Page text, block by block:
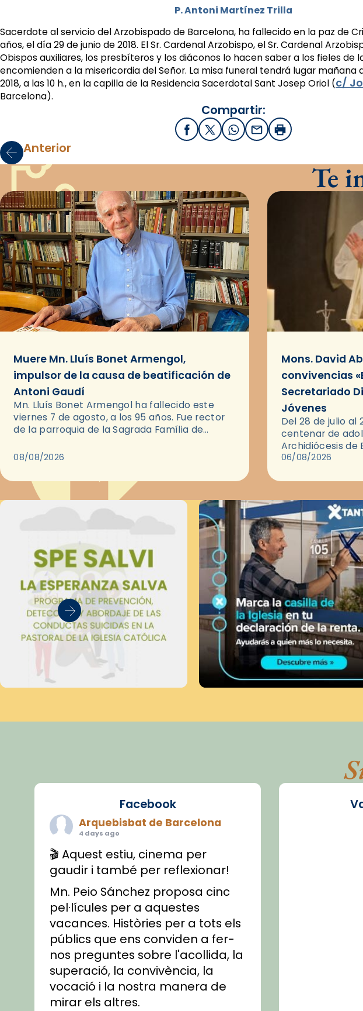
P. Antoni Martínez Trilla
Sacerdote al servicio del Arzobispado de Barcelona, ha fallecido en la paz de
años, el día 29 de junio de 2018. El Sr. Cardenal Arzobispo, el Sr. Cardenal
Obispos auxiliares, los presbíteros y los diáconos lo hacen saber a los fieles de
encomienden a la misericordia del Señor. La misa funeral tendrá lugar mañana
2018, a las 10 h., en la capilla de la Residencia Sacerdotal Sant Josep Oriol (c/
Barcelona).
Compartir:
FacebookX / Twitter
WhatsApp
EmailImprimir
Anterior
Te
Muere Mn. Lluís Bonet Armengol,
impulsor de la causa de beatificación de
Antoni Gaudí
Mn. Lluís Bonet Armengol ha fallecido este
viernes 7 de agosto, a los 95 años. Fue rector
de la parroquia de la Sagrada Família de
08/08/2026
Mons. David
convivencias
Secretariado
Jóvenes
Del 28 de julio al
centenar de
Archidiócesis de
convivencias Be
06/08/2026
Facebook
Arquebisbat de Barcelona
4 days ago
🎬 Aquest estiu, cinema per
gaudir i també per reflexionar!
Mn. Peio Sánchez proposa cinc
pel·lícules per a aquestes
vacances. Històries per a tots els
públics que ens conviden a fer-
nos preguntes sobre l'acollida, la
superació, la convivència, la
vocació i la nostra manera de
mirar els altres.